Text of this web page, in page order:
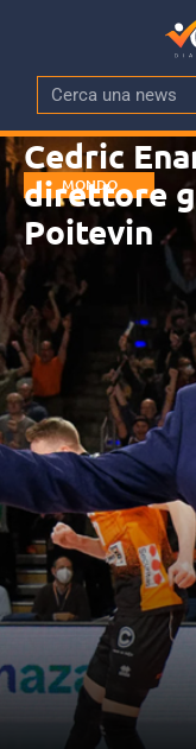
MONDO
Cedric
direttore
Poitevin